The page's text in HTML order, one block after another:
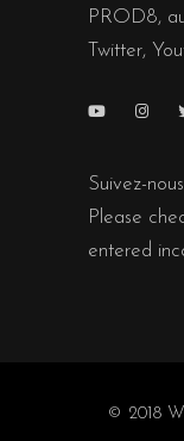
PROD8,
Twitter,
Suivez-
Please
entered
© 2018